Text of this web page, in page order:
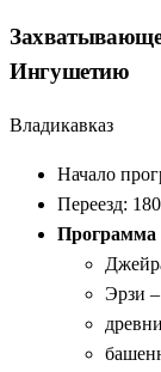
Ингушетию
Владикавказ
Начало
Переезд:
Программа
Эрзи